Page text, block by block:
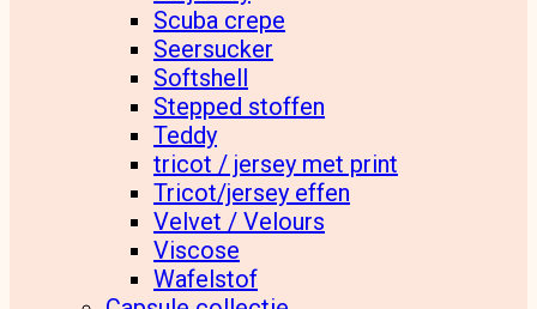
Scuba crepe
Seersucker
Softshell
Stepped stoffen
Teddy
tricot / jersey met print
Tricot/jersey effen
Velvet / Velours
Viscose
Wafelstof